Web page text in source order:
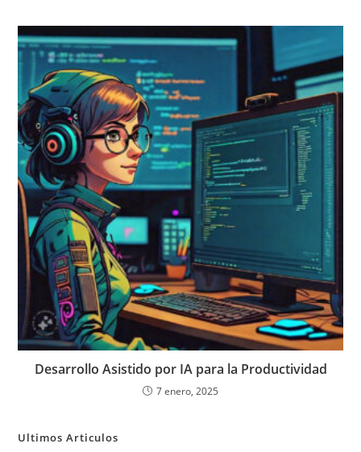
Desarrollo Asistido por IA para la Productividad
7 enero, 2025
Ultimos Articulos